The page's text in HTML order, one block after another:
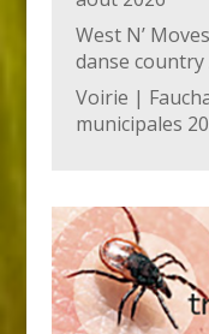
West N’
danse country
Voirie |
municipales